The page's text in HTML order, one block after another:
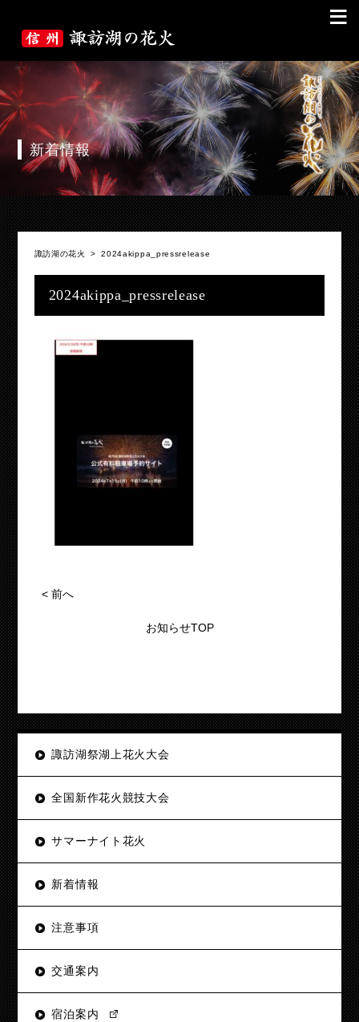
≡
新着情報
諏訪湖の花火 >2024akippa_pressrelease
2024akippa_pressrelease
<前へ
お知らせTOP
諏訪湖祭湖上花火大会
全国新作花火競技大会
サマーナイト花火
新着情報
注意事項
交通案内
宿泊案内